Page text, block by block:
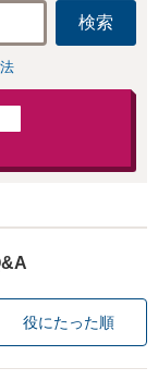
検索
役にたった順